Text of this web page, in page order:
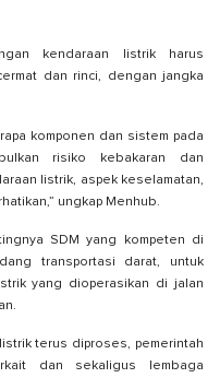
kendaraan listrik harus
dan rinci, dengan jangka
komponen dan sistem pada
risiko kebakaran dan
listrik, aspek keselamatan,
ungkap Menhub.
SDM yang kompeten di
transportasi darat, untuk
yang dioperasikan di jalan
terus diproses, pemerintah
dan sekaligus lembaga